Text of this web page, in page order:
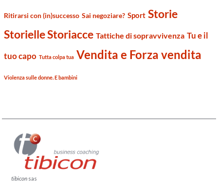
Ritirarsi con (in)successo Sai negoziare? Sport Storie
Storielle Storiacce Tattiche di sopravvivenza Tu e il
tuo capo Tutta colpa tua Vendita e Forza vendita
Violenza sulle donne. E bambini
tibicon sas